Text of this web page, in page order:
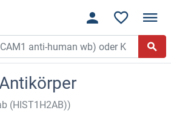
(HIST1H2AB))